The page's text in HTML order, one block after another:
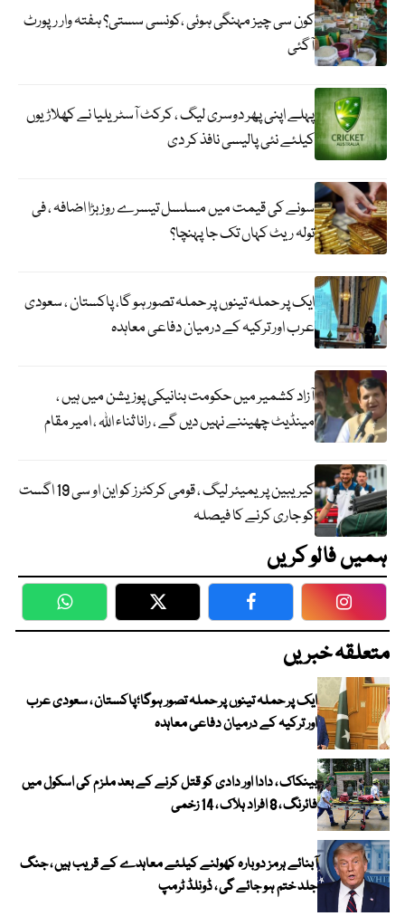
کون سی چیز مہنگی ہوئی ،کونسی سستی؟ ہفتہ وار رپورٹ
آگئی
پہلے اپنی پھر دوسری لیگ ، کرکٹ آسٹریلیا نے کھلاڑیوں
کیلئے نئی پالیسی نافذ کر دی
سونے کی قیمت میں مسلسل تیسرے روز بڑا اضافہ ، فی
تولہ ریٹ کہاں تک جا پہنچا؟
ایک پر حملہ تینوں پر حملہ تصور ہو گا، پاکستان ، سعودی
عرب اور ترکیہ کے درمیان دفاعی معاہدہ
آزاد کشمیر میں حکومت بنانیکی پوزیشن میں ہیں ،
مینڈیٹ چھیننے نہیں دیں گے ، رانا ثناء اللہ ، امیر مقام
کیریبین پریمیئر لیگ ، قومی کرکٹرز کو این او سی 19 اگست
کو جاری کرنے کا فیصلہ
ہمیں فالو کریں
WhatsApp Twitter Facebook
متعلقہ خبریں
ایک پر حملہ تینوں پر حملہ تصور ہوگا؛پاکستان ، سعودی عرب
اور ترکیہ کے درمیان دفاعی معاہدہ
بینکاک ، دادا اور دادی کو قتل کرنے کے بعد ملزم کی اسکول میں
فائرنگ ، 8 افراد ہلاک ، 14 زخمی
آبنائے ہرمز دوبارہ کھولنے کیلئے معاہدے کے قریب ہیں ، جنگ
جلد ختم ہو جائے گی ، ڈونلڈ ٹرمپ